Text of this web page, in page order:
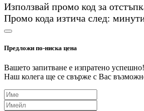
Използвай промо код за
Промо кода изтича след:
Предложи по-ниска цена
Вашето запитване е изпратено успешно!
Наш колега ще се свърже с Вас